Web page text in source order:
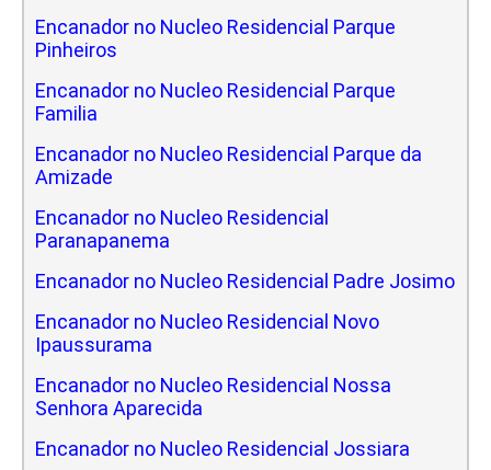
Encanador no Nucleo Residencial Parque
Pinheiros
Encanador no Nucleo Residencial Parque
Familia
Encanador no Nucleo Residencial Parque da
Amizade
Encanador no Nucleo Residencial
Paranapanema
Encanador no Nucleo Residencial Padre Josimo
Encanador no Nucleo Residencial Novo
Ipaussurama
Encanador no Nucleo Residencial Nossa
Senhora Aparecida
Encanador no Nucleo Residencial Jossiara